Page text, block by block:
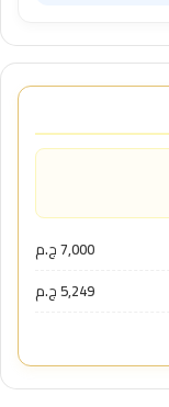
7,000 ج.م
5,249 ج.م